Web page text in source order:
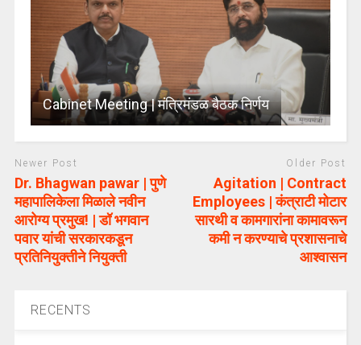
Cabinet Meeting | मंत्रिमंडळ बैठक निर्णय
Newer Post
Dr. Bhagwan pawar | पुणे
महापालिकेला मिळाले नवीन
आरोग्य प्रमुख! | डॉ भगवान
पवार यांची सरकारकडून
प्रतिनियुक्तीने नियुक्ती
Older Post
Agitation | Contract
Employees | कंत्राटी मोटार
सारथी व कामगारांना कामावरून
कमी न करण्याचे प्रशासनाचे
आश्वासन
RECENTS